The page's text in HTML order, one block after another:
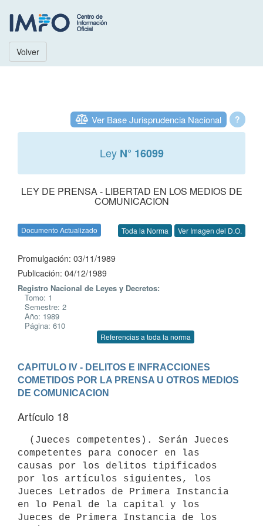
Volver
?
Ver Base Jurisprudencia Nacional
Ley N° 16099
LEY DE PRENSA - LIBERTAD EN LOS MEDIOS DE
COMUNICACION
Documento Actualizado Toda la Norma Ver Imagen del D.O.
Promulgación: 03/11/1989
Publicación: 04/12/1989
Registro Nacional de Leyes y Decretos:
Tomo: 1
Semestre: 2
Año: 1989
Página: 610
Referencias a toda la norma
CAPITULO IV - DELITOS E INFRACCIONES
COMETIDOS POR LA PRENSA U OTROS MEDIOS
DE COMUNICACION
Artículo 18
competentes para conocer en las
causas por los delitos tipificados
por los artículos siguientes, los
Jueces Letrados de Primera Instancia
en lo Penal de la capital y los
Jueces de Primera Instancia de los